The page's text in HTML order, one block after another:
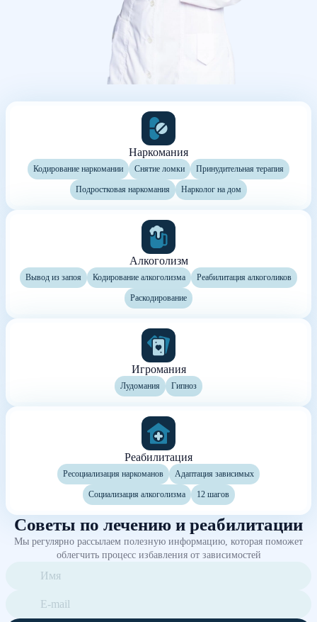
Наркомания
Кодирование наркомании Снятие ломки Принудительная терапия
Подростковая наркомания Нарколог на дом
Алкоголизм
Вывод из запоя Кодирование алкоголизма Реабилитация алкоголиков
Раскодирование
Игромания
Лудомания Гипноз
Реабилитация
Ресоциализация наркоманов Адаптация зависимых
Социализация алкоголизма 12 шагов
Советы по лечению и реабилитации
Мы регулярно рассылаем полезную информацию, которая поможет
облегчить процесс избавления от зависимостей